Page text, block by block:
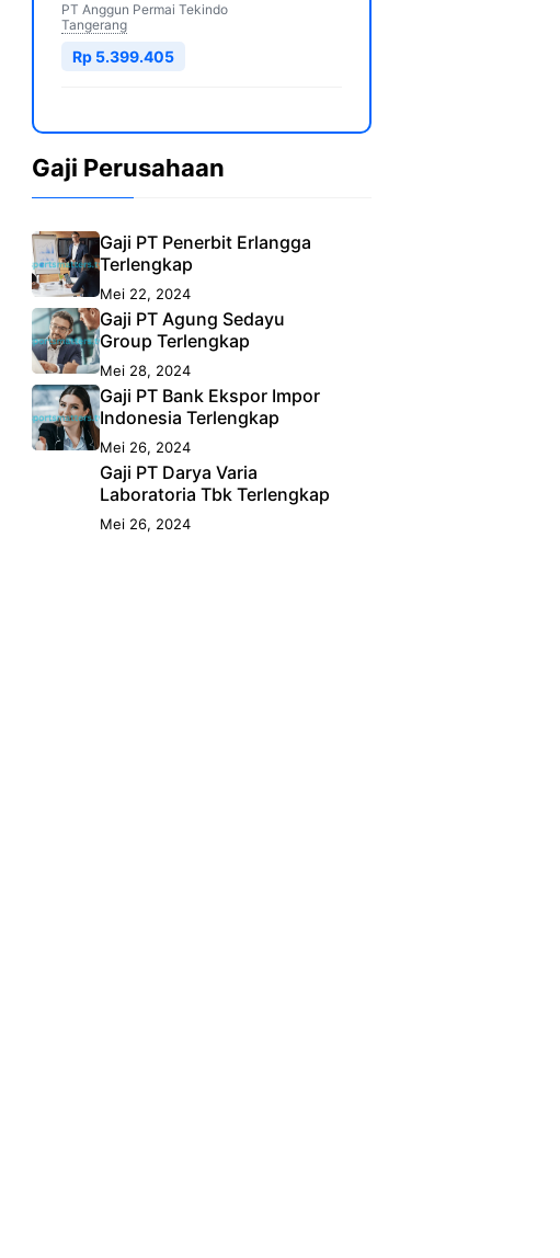
PT Anggun Permai Tekindo
Tangerang
Rp 5.399.405
Gaji Perusahaan
Gaji PT Penerbit Erlangga
Terlengkap
Mei 22, 2024
Gaji PT Agung Sedayu
Group Terlengkap
Mei 28, 2024
Gaji PT Bank Ekspor Impor
Indonesia Terlengkap
Mei 26, 2024
Gaji PT Darya Varia
Laboratoria Tbk Terlengkap
Mei 26, 2024